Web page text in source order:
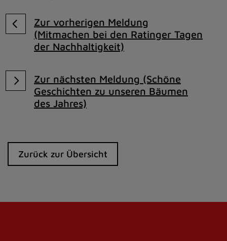
Zur vorherigen Meldung
(Mitmachen bei den Ratinger Tagen
der Nachhaltigkeit)
Zur nächsten Meldung (Schöne
Geschichten zu unseren Bäumen
des Jahres)
Zurück zur Übersicht